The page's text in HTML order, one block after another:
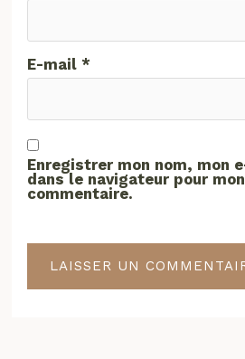
E-mail*
Enregistrer mon nom, mon
dans le navigateur pour
commentaire.